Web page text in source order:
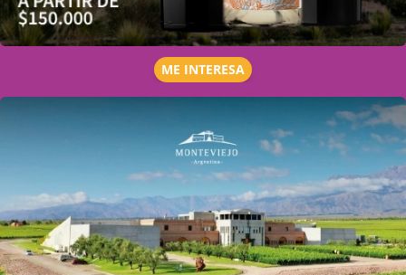
ME INTERESA